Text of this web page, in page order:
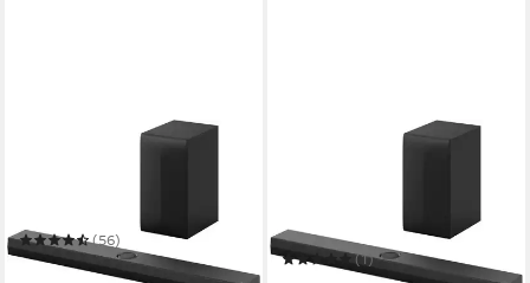
(56)
299,00 € UVP499,00 €
8,7 kg
(1)